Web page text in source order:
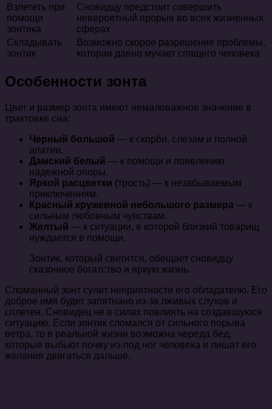
Взлететь при
помощи
зонтика
Сновидцу предстоит совершить
невероятный прорыв во всех жизненных
сферах
Складывать
зонтик
Возможно скорое разрешение проблемы,
которая давно мучает спящего человека
Особенности зонта
Цвет и размер зонта имеют немаловажное значение в
трактовке сна:
Черный большой — к скорби, слезам и полной
апатии.
Дамский белый — к помощи и появлению
надежной опоры.
Яркой расцветки (трость) — к незабываемым
приключениям.
Красный кружевной небольшого размера — к
сильным любовным чувствам.
Желтый — к ситуации, в которой близкий товарищ
нуждается в помощи.
Зонтик, который светится, обещает сновидцу
сказочное богатство и яркую жизнь.
Сломанный зонт сулит неприятности его обладателю. Его
доброе имя будет запятнано из-за лживых слухов и
сплетен. Сновидец не в силах повлиять на создавшуюся
ситуацию. Если зонтик сломался от сильного порыва
ветра, то в реальной жизни возможна череда бед,
которые выбьют почву из-под ног человека и лишат его
желания двигаться дальше.